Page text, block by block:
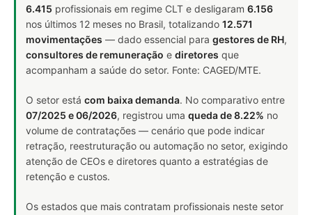
6.415 profissionais em regime CLT e desligaram 6.156
nos últimos 12 meses no Brasil, totalizando 12.571
movimentações — dado essencial para gestores de RH,
consultores de remuneração e diretores que
acompanham a saúde do setor. Fonte: CAGED/MTE.
O setor está com baixa demanda. No comparativo entre
07/2025 e 06/2026, registrou uma queda de 8.22% no
volume de contratações — cenário que pode indicar
retração, reestruturação ou automação no setor, exigindo
atenção de CEOs e diretores quanto a estratégias de
retenção e custos.
Os estados que mais contratam profissionais neste setor